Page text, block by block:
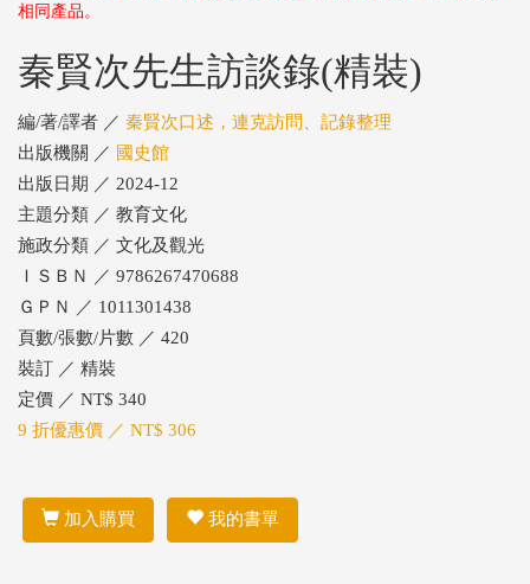
相同產品。
秦賢次先生訪談錄(精裝)
編/著/譯者 ／ 秦賢次口述，連克訪問、記錄整理
出版機關 ／ 國史館
出版日期 ／ 2024-12
主題分類 ／ 教育文化
施政分類 ／ 文化及觀光
ＩＳＢＮ ／ 9786267470688
ＧＰＮ ／ 1011301438
頁數/張數/片數 ／ 420
裝訂 ／ 精裝
定價 ／ NT$ 340
9 折優惠價 ／ NT$ 306
加入購買 我的書單